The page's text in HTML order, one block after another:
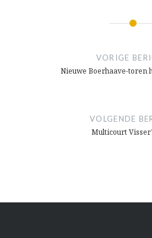
VORIGE
Nieuwe Boerhaave-toren
VOLGENDE
Multicourt